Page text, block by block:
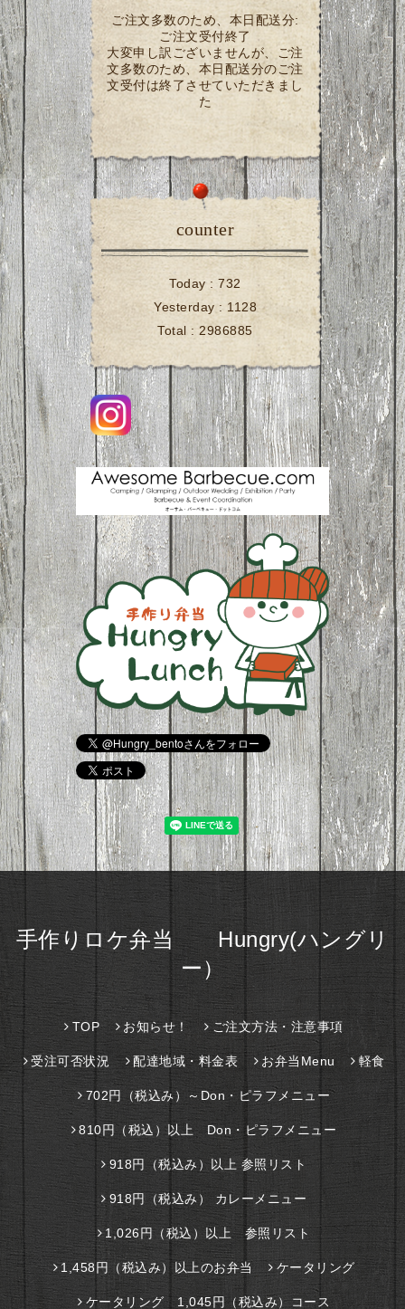
ご注文多数のため、本日配送分:
ご注文受付終了
大変申し訳ございませんが、ご注
文多数のため、本日配送分のご注
文受付は終了させていただきまし
た
counter
Today :732
Yesterday : 1128
Total :2986885
手作りロケ弁当 Hungry(ハングリ
ー）
TOP お知らせ！ ご注文方法・注意事項
受注可否状況 配達地域・料金表 お弁当Menu 軽食
702円（税込み）～Don・ピラフメニュー
810円（税込）以上 Don・ピラフメニュー
918円（税込み）以上 参照リスト
918円（税込み） カレーメニュー
1,026円（税込）以上 参照リスト
1,458円（税込み）以上のお弁当 ケータリング
ケータリング 1,045円（税込み）コース